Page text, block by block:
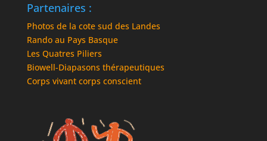
Partenaires :
Photos de la cote sud des Landes
Rando au Pays Basque
Les Quatres Piliers
Biowell-Diapasons thérapeutiques
Corps vivant corps conscient